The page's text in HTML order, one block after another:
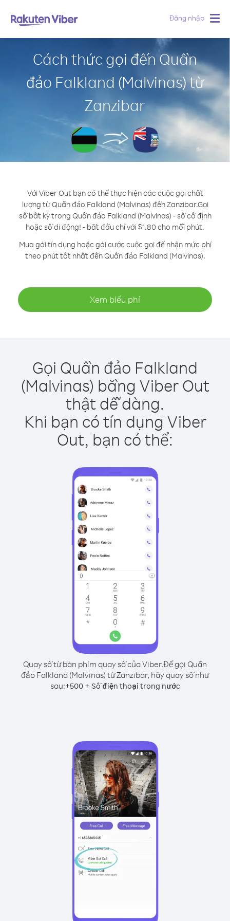
Đăng nhập
Cách thức gọi đến Quần
đảo Falkland (Malvinas) từ
Zanzibar
Với Viber Out bạn có thể thực hiện các cuộc gọi chất
lượng từ Quần đảo Falkland (Malvinas) đến Zanzibar.Gọi
số bất kỳ trong Quần đảo Falkland (Malvinas) - số cố định
hoặc số di động! - bắt đầu chỉ với $1.80 cho mỗi phút.
Mua gói tín dụng hoặc gói cước cuộc gọi để nhận mức phí
theo phút tốt nhất đến Quần đảo Falkland (Malvinas).
Xem biểu phí
Gọi Quần đảo Falkland
(Malvinas) bằng Viber Out
thật dễ dàng.
Khi bạn có tín dụng Viber
Out, bạn có thể:
Quay số từ bàn phím quay số của Viber.Để gọi Quần
đảo Falkland (Malvinas) từ Zanzibar, hãy quay số như
sau:+500+ Số điện thoại trong nước